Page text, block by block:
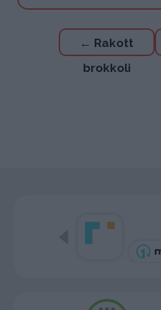
Bejegyzés
navigáció
← Rakott
brokkoli